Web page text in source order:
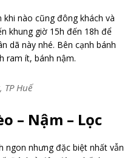
nào cũng đông khách và
khung giờ 15h đến 18h để
dã này nhé. Bên cạnh bánh
ram ít, bánh nậm.
Huế
– Nậm – Lọc
ngon nhưng đặc biệt nhất vẫn